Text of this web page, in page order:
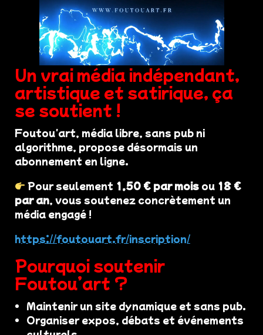
Un vrai média indépendant,
artistique et satirique, ça
se soutient !
Foutou'art, média libre, sans pub ni
algorithme, propose désormais un
abonnement en ligne.
Pour seulement 1,50 € par mois ou 18 €
par an, vous soutenez concrètement un
média engagé !
https://foutouart.fr/inscription/
Pourquoi soutenir
Foutou’art ?
Maintenir un site dynamique et sans pub.
Organiser expos, débats et événements